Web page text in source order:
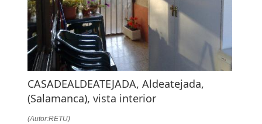
CASADEALDEATEJADA, Aldeatejada,
(Salamanca), vista interior
(Autor:RETU)